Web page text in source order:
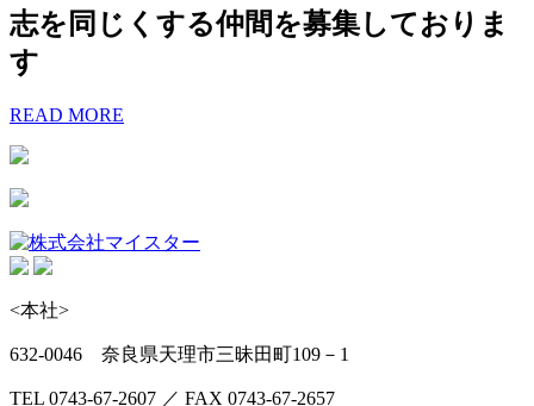
志を同じくする仲間を募集しておりま
す
READ MORE
<本社>
632-0046 奈良県天理市三昧田町109－1
TEL 0743-67-2607 ／ FAX 0743-67-2657